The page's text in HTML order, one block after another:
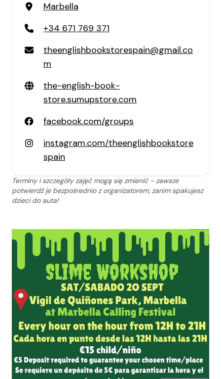
Marbella
+34 671 769 371
theenglishbookstorespain@gmail.co
m
the-english-book-
store.sumupstore.com
facebook.com/groups
instagram.com/theenglishbookstore
spain
Terminy i szczegóły zajęć mogą się zmienić - zawsze
potwierdź je bezpośrednio z organizatorem, zanim spakujesz
dzieci do auta!